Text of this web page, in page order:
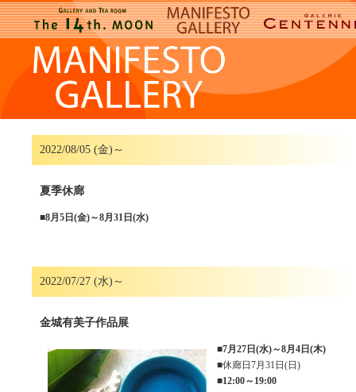
2022/08/05 (金)～
夏季休廊
■8月5日(金)～8月31日(水)
2022/07/27 (水)～
金城有美子作品展
■7月27日(水)～8月4日(木)
■休廊日7月31日(日)
■12:00～19:00